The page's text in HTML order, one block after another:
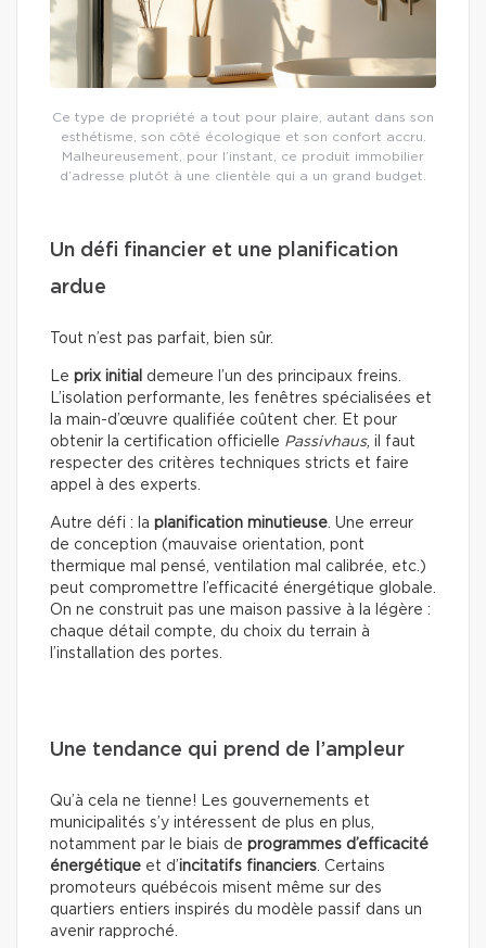
Ce type de propriété a tout pour plaire, autant dans son
esthétisme, son côté écologique et son confort accru.
Malheureusement, pour l’instant, ce produit immobilier
d’adresse plutôt à une clientèle qui a un grand budget.
Un défi financier et une planification
ardue
Tout n’est pas parfait, bien sûr.
Le prix initial demeure l’un des principaux freins.
L’isolation performante, les fenêtres spécialisées et
la main-d’œuvre qualifiée coûtent cher. Et pour
obtenir la certification officielle Passivhaus, il faut
respecter des critères techniques stricts et faire
appel à des experts.
Autre défi : la planification minutieuse. Une erreur
de conception (mauvaise orientation, pont
thermique mal pensé, ventilation mal calibrée, etc.)
peut compromettre l’efficacité énergétique globale.
On ne construit pas une maison passive à la légère :
chaque détail compte, du choix du terrain à
l’installation des portes.
Une tendance qui prend de l’ampleur
Qu’à cela ne tienne! Les gouvernements et
municipalités s’y intéressent de plus en plus,
notamment par le biais de programmes d’efficacité
énergétique et d’incitatifs financiers. Certains
promoteurs québécois misent même sur des
quartiers entiers inspirés du modèle passif dans un
avenir rapproché.